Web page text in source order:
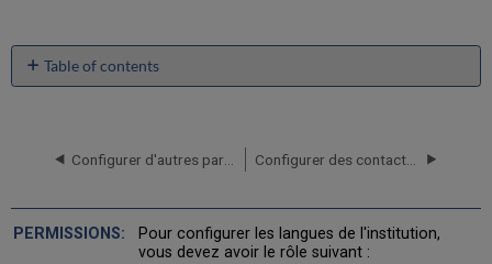
Table of contents
No
Pour configurer les langues de l'institution,
vous devez avoir le rôle suivant :